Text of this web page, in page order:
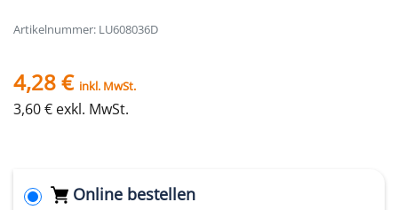
Artikelnummer: LU608036D
4,28 € inkl. MwSt.
3,60 € exkl. MwSt.
Online bestellen